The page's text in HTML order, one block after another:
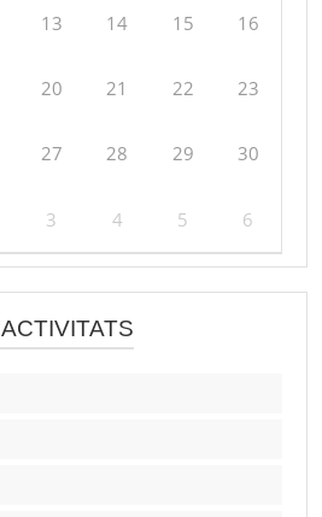
13 14 15 16
20 21 22 23
27 28 29 30
3 4 5 6